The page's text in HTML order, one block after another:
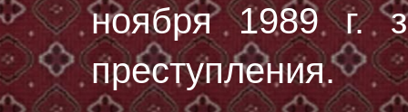
ноября 1989 г.
преступления.